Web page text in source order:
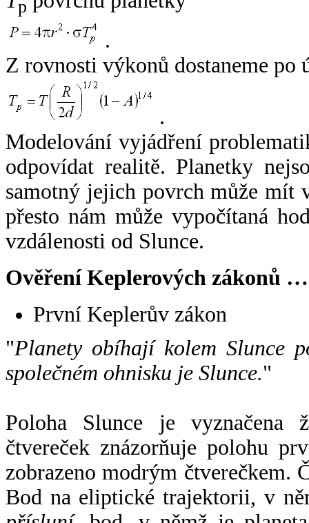
p
.
Z rovnosti výkonů dostaneme po
.
Modelování vyjádření
odpovídat realitě. Planetky
samotný jejich povrch může mít
přesto nám může vypočítaná
vzdálenosti od Slunce.
Ověření Keplerových zákonů …
První Keplerův zákon
"Planety obíhají kolem Slunce
společném ohnisku je Slunce."
Poloha Slunce je vyznačena
čtvereček znázorňuje polohu
zobrazeno modrým čtverečkem.
Bod na eliptické trajektorii, v